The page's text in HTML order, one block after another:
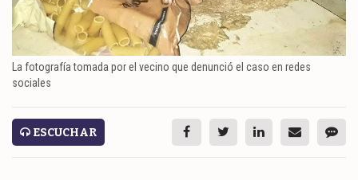
SERVICIOS
La fotografía tomada por el vecino que denunció el caso en redes
sociales
ESCUCHAR